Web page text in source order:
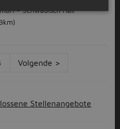
– Schwäbisch Hall
Volgende >
Stellenangebote